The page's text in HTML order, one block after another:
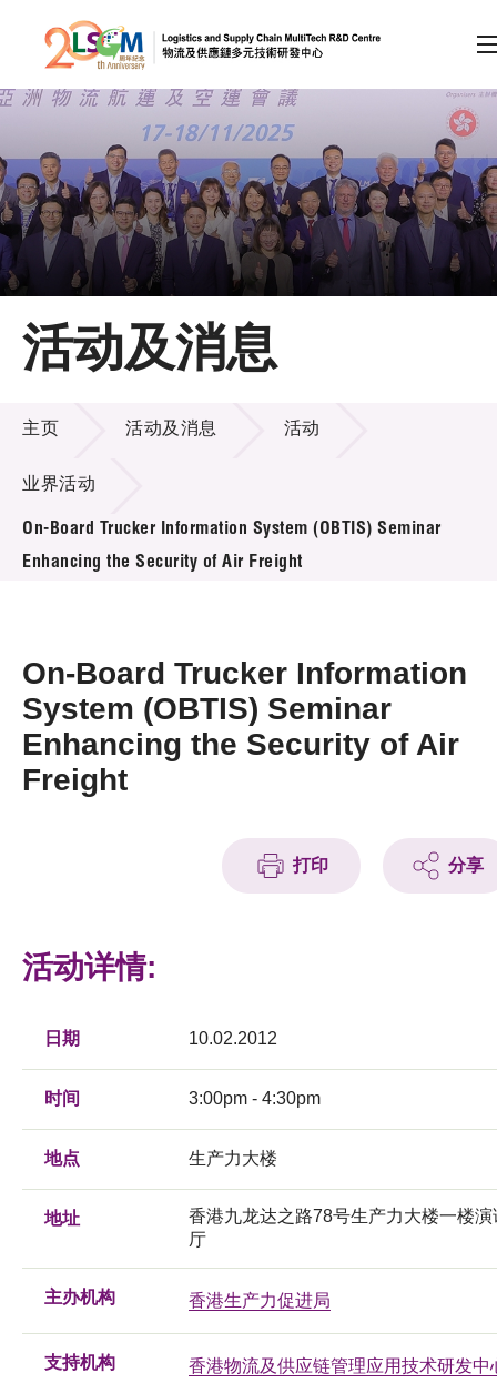
跳到内容（按回车键）
会员登录
A A EN 繁 简
主页
关于LSCM
技术商品化
项目及资助计划
活动及消息
活动
新闻中心
资讯中心
科技分享
活动及消息
活动及消息
主页 活动及消息 活动
业界活动
On-Board Trucker Information System (OBTIS) Seminar
Enhancing the Security of Air Freight
On-Board Trucker Information
System (OBTIS) Seminar
Enhancing the Security of Air
Freight
打印 分享
活动详情:
日期 10.02.2012
时间 3:00pm - 4:30pm
地点 生产力大楼
地址
香港九龙达之路78号生产力大楼一楼演
厅
主办机构 香港生产力促进局
支持机构 香港物流及供应链管理应用技术研发中